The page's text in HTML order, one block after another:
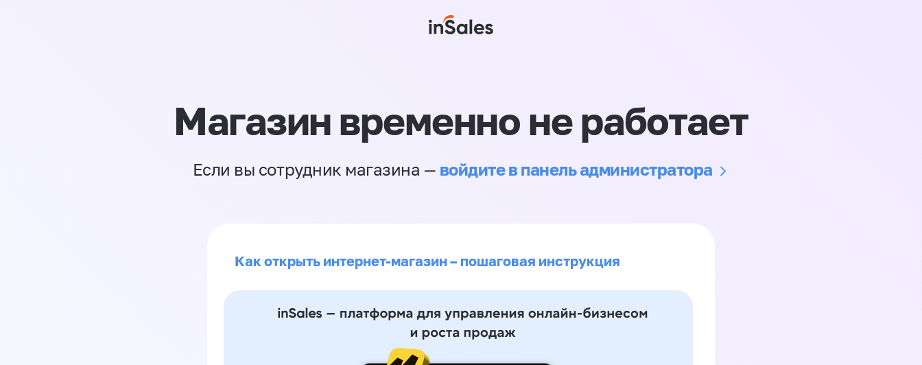
Магазин временно не работает
Если вы сотрудник магазина — войдите в панель администратора
Как открыть интернет-магазин – пошаговая инструкция